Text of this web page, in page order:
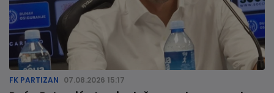
FK PARTIZAN 07.08.2026 15:17